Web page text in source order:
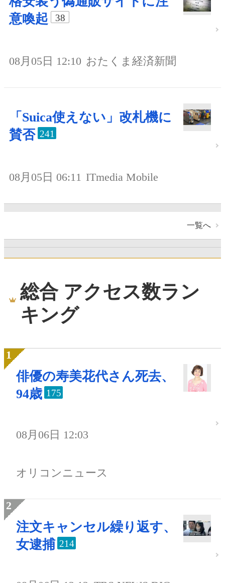
意喚起
38
08月05日 12:10 おたくま経済新聞
「Suica使えない」改札機に
賛否 241
08月05日 06:11 ITmedia Mobile
一覧へ
総合 アクセス数ラン
キング
俳優の寿美花代さん死去、
94歳 175
08月06日 12:03
オリコンニュース
注文キャンセル繰り返す、
女逮捕 214